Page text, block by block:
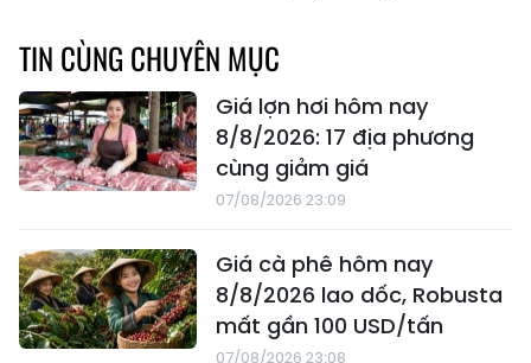
TIN CÙNG CHUYÊN MỤC
Giá lợn hơi hôm nay
8/8/2026: 17 địa phương
cùng giảm giá
07/08/2026 23:09
Giá cà phê hôm nay
8/8/2026 lao dốc, Robusta
mất gần 100 USD/tấn
07/08/2026 23:08